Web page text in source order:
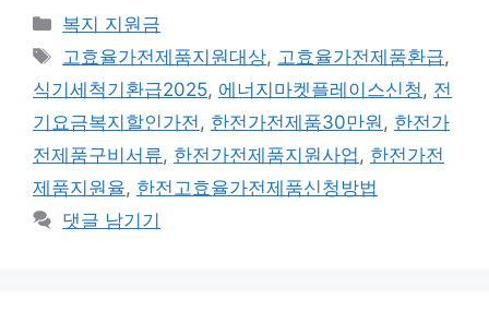
카
테
리
복지 지원금
태
그
고효율가전제품지원대상, 고효율가전제품환급,
식기세척기환급2025, 에너지마켓플레이스신청 , 전
기요금복지할인가전 , 한전가전제품30만원 , 한전가
전제품구비서류, 한전가전제품지원사업 , 한전가전
제품지원율, 한전고효율가전제품신청방법
댓글 남기기